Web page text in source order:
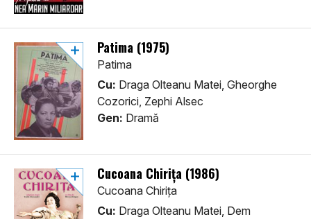
Patima (1975)
Patima
Cu: Draga Olteanu Matei, Gheorghe
Cozorici, Zephi Alsec
Gen: Dramă
Cucoana Chirița (1986)
Cucoana Chirița
Cu: Draga Olteanu Matei, Dem